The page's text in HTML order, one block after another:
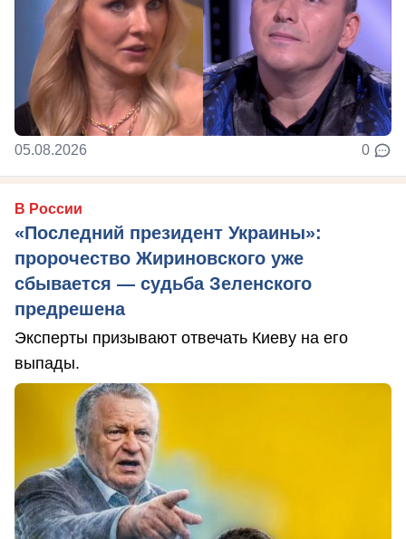
05.08.2026 0
В России
«Последний президент Украины»:
пророчество Жириновского уже
сбывается — судьба Зеленского
предрешена
Эксперты призывают отвечать Киеву на его
выпады.